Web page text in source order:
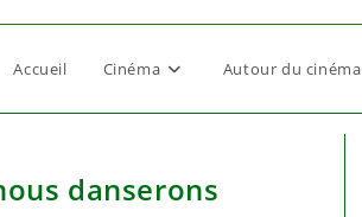
Accueil Cinéma Autour du cinéma
danserons